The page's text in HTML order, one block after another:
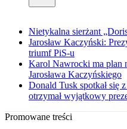
Nietykalna sierżant
Jarosław Kaczyński:
triumf PiS-u
Karol Nawrocki ma plan
Jarosława Kaczyńskiego
Donald Tusk spotkał się
otrzymał wyjątkowy
Promowane treści